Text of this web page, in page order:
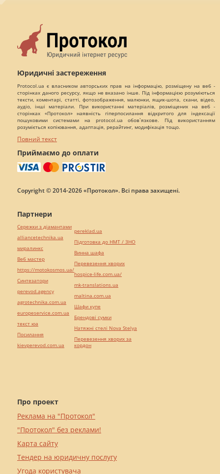
Юридичні застереження
Protocol.ua є власником авторських прав на інформацію, розміщену на веб -
сторінках даного ресурсу, якщо не вказано інше. Під інформацією розуміються
тексти, коментарі, статті, фотозображення, малюнки, ящик-шота, скани, відео,
аудіо, інші матеріали. При використанні матеріалів, розміщених на веб -
сторінках «Протокол» наявність гіперпосилання відкритого для індексації
пошуковими системами на protocol.ua обов`язкове. Під використанням
розуміється копіювання, адаптація, рерайтинг, модифікація тощо.
Повний текст
Приймаємо до оплати
Copyright © 2014-2026 «Протокол». Всі права захищені.
Про проект
Реклама на "Протокол"
"Протокол" без реклами!
Карта сайту
Тендер на юридичну послугу
Угода користувача
Партнери
Сережки з діамантами
alliancetechnika.ua
миралинкс
Веб мастер
https://motokosmos.ua/
Синтезатори
perevod.agency
agrotechnika.com.ua
europeservice.com.ua
текст юа
Посилання
kievperevod.com.ua
pereklad.ua
Підготовка до НМТ / ЗНО
Винна шафа
Перевезення хворих
hospice-life.com.ua/
mk-translations.ua
maltina.com.ua
Шафи купе
Брендові сумки
Натяжні стелі Nova Stelya
Перевезення хворих за
кордон